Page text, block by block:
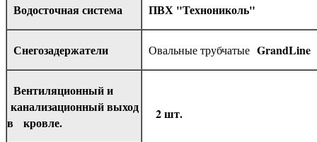
Водосточная система ПВХ "Технониколь"
Снегозадержатели Овальные трубчатые GrandLine
Вентиляционный и
канализационный выход
в кровле.
2 шт.